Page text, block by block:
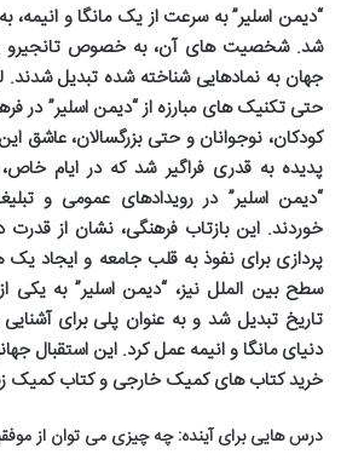
“دیمن اسلیر” به سرعت از یک مانگا و
شد. شخصیت های آن، به خصوص تانجیرو و
جهان به نمادهایی شناخته شده تبدیل
حتی تکنیک های مبارزه از “دیمن اسلیر” در
کودکان، نوجوانان و حتی بزرگسالان، عاشق
پدیده به قدری فراگیر شد که در ایام
“دیمن اسلیر” در رویدادهای عمومی و
خوردند. این بازتاب فرهنگی، نشان از
پردازی برای نفوذ به قلب جامعه و ایجاد
سطح بین الملل نیز، “دیمن اسلیر” به یکی
تاریخ تبدیل شد و به عنوان پلی برای
دنیای مانگا و انیمه عمل کرد. این استقبال
خرید کتاب های کمیک خارجی وکتاب کمیک
درس هایی برای آینده: چه چیزی می توان از